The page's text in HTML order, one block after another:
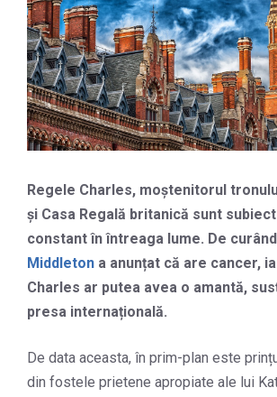
Regele Charles, moștenitorul
și Casa Regală britanică sunt
constant în întreaga lume. De
Middleton a anunțat că are cancer,
Charles ar putea avea o amantă,
presa internațională.
De data aceasta, în prim-plan este
din fostele prietene apropiate ale lui